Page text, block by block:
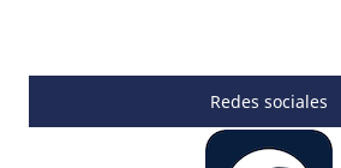
Redes sociales